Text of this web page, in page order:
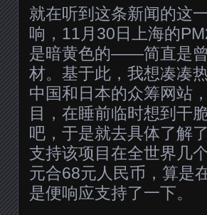
就在听到这条新闻的这
响，11月30日上海的
是暗黄色的——简直是
材。基于此，我想凑凑
中国和日本的众筹网站
目，在睡前临时想到干
吧，于是就去具体了解
支持该项目在全世界几
元合68元人民币，算是
是便响应支持了一下。